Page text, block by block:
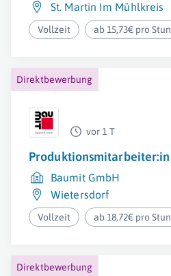
St. Martin Im Mühlkreis
Vollzeit ab 15,73€ pro
Direktbewerbung
vor 1 T
Baumit GmbH
Wietersdorf
Vollzeit ab 18,72€ pro
Direktbewerbung